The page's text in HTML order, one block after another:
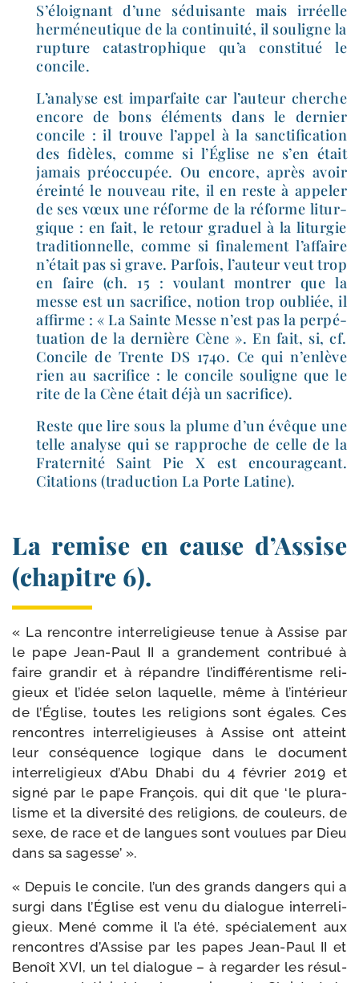
S’éloignant d’une sédui­sante mais irréelle
her­mé­neu­tique de la conti­nui­té, il sou­ligne la
rup­ture catas­tro­phique qu’a consti­tué le
concile.
L’analyse est impar­faite car l’auteur cherche
encore de bons élé­ments dans le der­nier
concile : il trouve l’appel à la sanc­ti­fi­ca­tion
des fidèles, comme si l’Église ne s’en était
jamais pré­oc­cu­pée. Ou encore, après avoir
érein­té le nou­veau rite, il en reste à appe­ler
de ses vœux une réforme de la réforme litur­
gique : en fait, le retour gra­duel à la litur­gie
tra­di­tion­nelle, comme si fina­le­ment l’affaire
n’était pas si grave. Parfois, l’auteur veut trop
en faire (ch. 15 : vou­lant mon­trer que la
messe est un sacri­fice, notion trop oubliée, il
affirme : « La Sainte Messe n’est pas la per­pé­
tua­tion de la der­nière Cène ». En fait, si, cf.
Concile de Trente DS 1740. Ce qui n’enlève
rien au sacri­fice : le concile sou­ligne que le
rite de la Cène était déjà un sacrifice).
Reste que lire sous la plume d’un évêque une
telle ana­lyse qui se rap­proche de celle de la
Fraternité Saint Pie X est encou­ra­geant.
Citations (tra­duc­tion La Porte Latine).
La remise en cause d’Assise
(chapitre 6).
« La ren­contre inter­re­li­gieuse tenue à Assise par
le pape Jean-​Paul II a gran­de­ment contri­bué à
faire gran­dir et à répandre l’indifférentisme reli­
gieux et l’idée selon laquelle, même à l’intérieur
de l’Église, toutes les reli­gions sont égales. Ces
ren­contres inter­re­li­gieuses à Assise ont atteint
leur consé­quence logique dans le docu­ment
inter­re­li­gieux d’Abu Dhabi du 4 février 2019 et
signé par le pape François, qui dit que ‘le plu­ra­
lisme et la diver­si­té des reli­gions, de cou­leurs, de
sexe, de race et de langues sont vou­lues par Dieu
dans sa sagesse’ ».
« Depuis le concile, l’un des grands dan­gers qui a
sur­gi dans l’Église est venu du dia­logue inter­re­li­
gieux. Mené comme il l’a été, spé­cia­le­ment aux
ren­contres d’Assise par les papes Jean-​Paul II et
Benoît XVI, un tel dia­logue – à regar­der les résul­